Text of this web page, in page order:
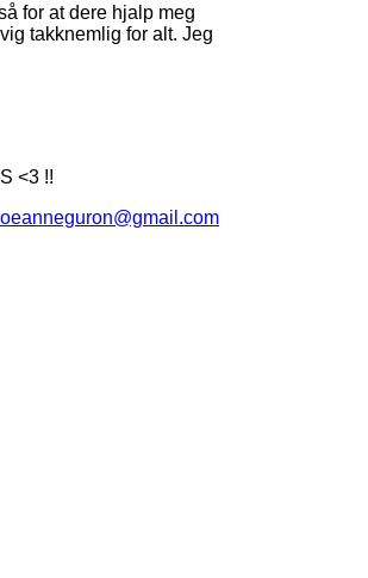
for at dere hjalp meg
takknemlig for alt. Jeg
<3 !!